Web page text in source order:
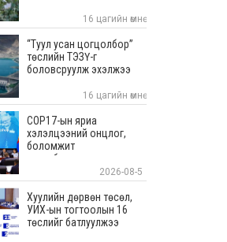
16 цагийн өмнө
“Туул усан цогцолбор”
төслийн ТЭЗҮ-г
боловсруулж эхэлжээ
16 цагийн өмнө
COP17-ын яриа
хэлэлцээний онцлог,
боломжит
хувилбаруудаас
2026-08-5
Хуулийн дөрвөн төсөл,
УИХ-ын тогтоолын 16
төслийг батлуулжээ